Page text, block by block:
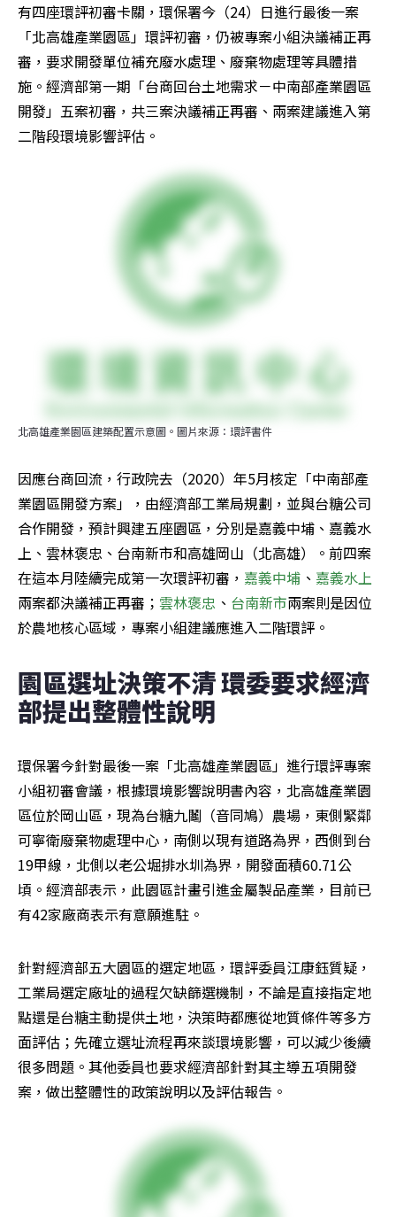
有四座環評初審卡關，環保署今（24）日進行最後一案
「北高雄產業園區」環評初審，仍被專案小組決議補正再
審，要求開發單位補充廢水處理、廢棄物處理等具體措
施。經濟部第一期「台商回台土地需求－中南部產業園區
開發」五案初審，共三案決議補正再審、兩案建議進入第
二階段環境影響評估。
北高雄產業園區建築配置示意圖。圖片來源：環評書件
因應台商回流，行政院去（2020）年5月核定「中南部產
業園區開發方案」，由經濟部工業局規劃，並與台糖公司
合作開發，預計興建五座園區，分別是嘉義中埔、嘉義水
上、雲林褒忠、台南新市和高雄岡山（北高雄）。前四案
在這本月陸續完成第一次環評初審， 嘉義中埔 、 嘉義水上
兩案都決議補正再審； 雲林褒忠 、 台南新市兩案則是因位
於農地核心區域，專案小組建議應進入二階環評。
園區選址決策不清 環委要求經濟
部提出整體性說明
環保署今針對最後一案「北高雄產業園區」進行環評專案
小組初審會議，根據環境影響說明書內容，北高雄產業園
區位於岡山區，現為台糖九鬮（音同鳩）農場，東側緊鄰
可寧衛廢棄物處理中心，南側以現有道路為界，西側到台
19甲線，北側以老公堀排水圳為界，開發面積60.71公
頃。經濟部表示，此園區計畫引進金屬製品產業，目前已
有42家廠商表示有意願進駐。
針對經濟部五大園區的選定地區，環評委員江康鈺質疑，
工業局選定廠址的過程欠缺篩選機制，不論是直接指定地
點還是台糖主動提供土地，決策時都應從地質條件等多方
面評估；先確立選址流程再來談環境影響，可以減少後續
很多問題。其他委員也要求經濟部針對其主導五項開發
案，做出整體性的政策說明以及評估報告。